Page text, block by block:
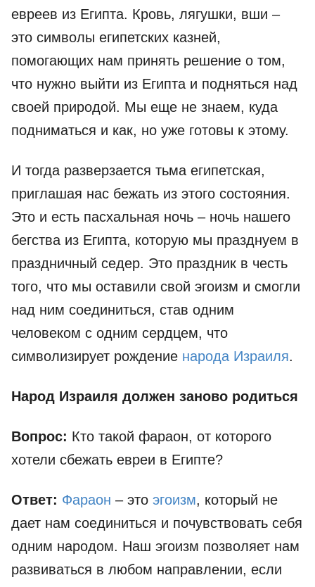
евреев из Египта. Кровь, лягушки, вши –
это символы египетских казней,
помогающих нам принять решение о том,
что нужно выйти из Египта и подняться над
своей природой. Мы еще не знаем, куда
подниматься и как, но уже готовы к этому.
И тогда разверзается тьма египетская,
приглашая нас бежать из этого состояния.
Это и есть пасхальная ночь – ночь нашего
бегства из Египта, которую мы празднуем в
праздничный седер. Это праздник в честь
того, что мы оставили свой эгоизм и смогли
над ним соединиться, став одним
человеком с одним сердцем, что
символизирует рождение народа Израиля.
Народ Израиля должен заново родиться
Вопрос: Кто такой фараон, от которого
хотели сбежать евреи в Египте?
Ответ: Фараон – это эгоизм, который не
дает нам соединиться и почувствовать себя
одним народом. Наш эгоизм позволяет нам
развиваться в любом направлении, если